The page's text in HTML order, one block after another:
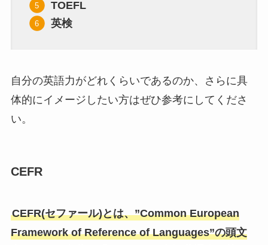
TOEFL
英検
自分の英語力がどれくらいであるのか、さらに具
体的にイメージしたい方はぜひ参考にしてくださ
い。
CEFR
CEFR(セファール)とは、”Common European
Framework of Reference of Languages”の頭文